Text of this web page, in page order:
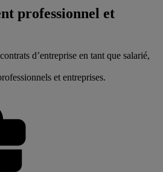
professionnel et
d’entreprise en tant que salarié,
et entreprises.